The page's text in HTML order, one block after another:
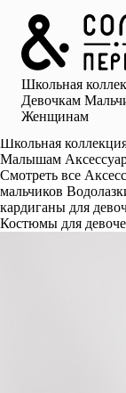
Школьная
Девочкам
Женщинам
Главная
Каталог
Избранное
Школьная
Малышам
Смотреть все
мальчиков
кардиганы для
Костюмы для